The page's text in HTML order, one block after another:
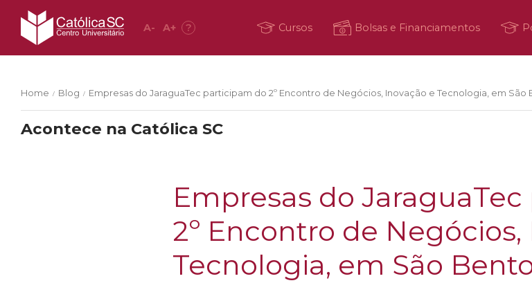
A- A+ ? Cursos Bolsas e Financiamentos
Home / Blog / Empresas do JaraguaTec participam do 2º Encontro de Negócios, Inovação e Tecnologia, em São
Acontece na Católica SC
Empresas do
2º Encontro de Negócios,
Tecnologia, em São